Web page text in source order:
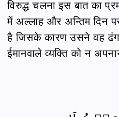
विरुद्ध चलना इस बात का
में अल्लाह और अन्तिम दिन
है जिसके कारण उसने वह
ईमानवाले व्यक्ति को न